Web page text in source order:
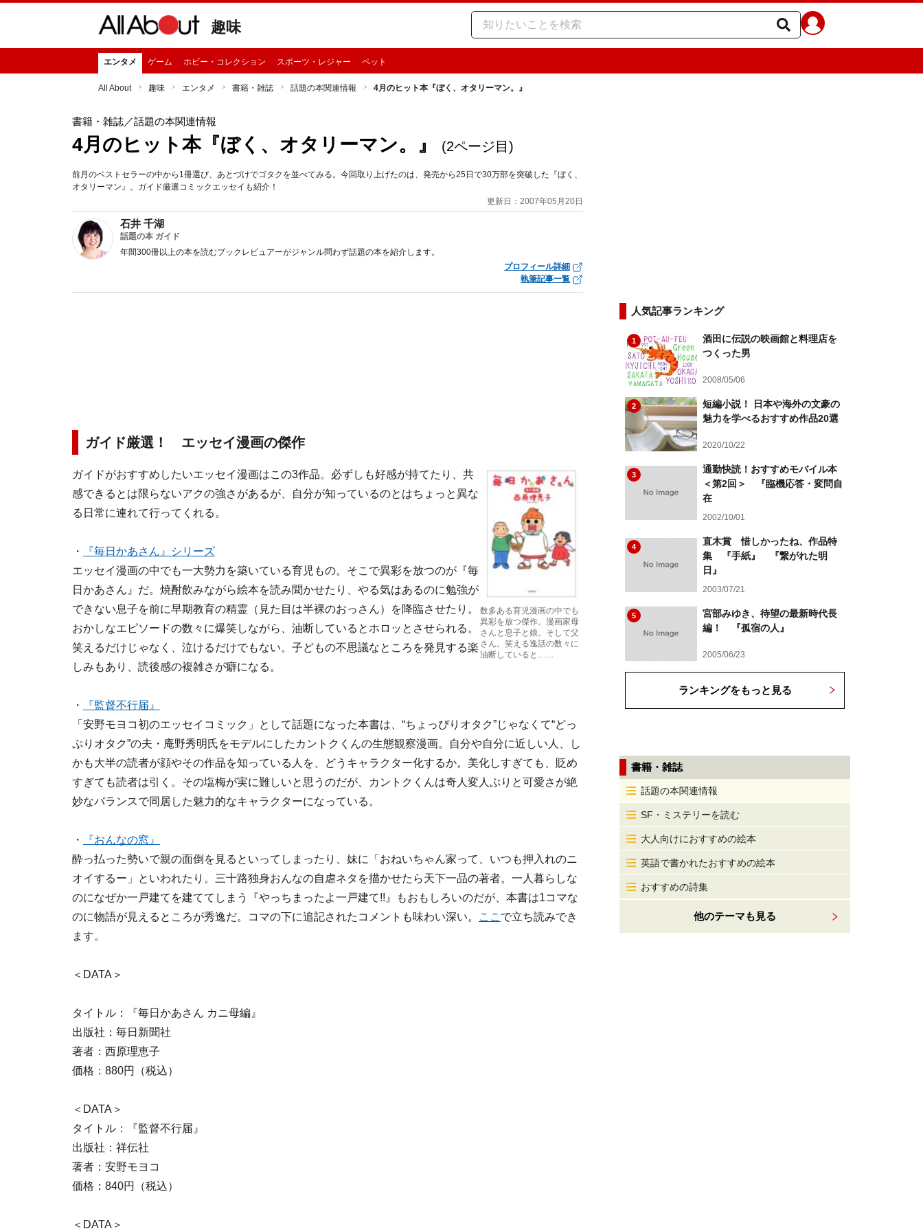
趣味
エンタメ ゲーム ホビー・コレクション スポーツ・レジャー ペット
All About 趣味 エンタメ 書籍・雑誌 話題の本関連情報 4月のヒット本『ぼく、オタリーマン。』
書籍・雑誌／話題の本関連情報
4月のヒット本『ぼく、オタリーマン。』 (2ページ目)
前月のベストセラーの中から1冊選び、あとづけでゴタクを並べてみる。今回取り上げたのは、発売から25日で30万部を突破した『ぼく、
オタリーマン』。ガイド厳選コミックエッセイも紹介！
更新日：2007年05月20日
石井 千湖
話題の本 ガイド
年間300冊以上の本を読むブックレビュアーがジャンル問わず話題の本を紹介します。
プロフィール詳細
執筆記事一覧
ガイド厳選！ エッセイ漫画の傑作
数多ある育児漫画の中でも
異彩を放つ傑作。漫画家母
さんと息子と娘。そして父
さん。笑える逸話の数々に
油断していると……
ガイドがおすすめしたいエッセイ漫画はこの3作品。必ずしも好感が持てたり、共
感できるとは限らないアクの強さがあるが、自分が知っているのとはちょっと異な
る日常に連れて行ってくれる。
・
『毎日かあさん』シリーズ
エッセイ漫画の中でも一大勢力を築いている育児もの。そこで異彩を放つのが『毎
日かあさん』だ。焼酎飲みながら絵本を読み聞かせたり、やる気はあるのに勉強が
できない息子を前に早期教育の精霊（見た目は半裸のおっさん）を降臨させたり。
おかしなエピソードの数々に爆笑しながら、油断しているとホロッとさせられる。
笑えるだけじゃなく、泣けるだけでもない。子どもの不思議なところを発見する楽
しみもあり、読後感の複雑さが癖になる。
・
『監督不行届』
「安野モヨコ初のエッセイコミック」として話題になった本書は、“ちょっぴりオタク”じゃなくて“どっ
ぷりオタク”の夫・庵野秀明氏をモデルにしたカントクくんの生態観察漫画。自分や自分に近しい人、し
かも大半の読者が顔やその作品を知っている人を、どうキャラクター化するか。美化しすぎても、貶め
すぎても読者は引く。その塩梅が実に難しいと思うのだが、カントクくんは奇人変人ぶりと可愛さが絶
妙なバランスで同居した魅力的なキャラクターになっている。
・
『おんなの窓』
酔っ払った勢いで親の面倒を見るといってしまったり、妹に「おねいちゃん家って、いつも押入れのニ
オイするー」といわれたり。三十路独身おんなの自虐ネタを描かせたら天下一品の著者。一人暮らしな
のになぜか一戸建てを建ててしまう『やっちまったよ一戸建て!!』もおもしろいのだが、本書は1コマな
のに物語が見えるところが秀逸だ。コマの下に追記されたコメントも味わい深い。
ここ で立ち読みでき
ます。
＜DATA＞
タイトル：『毎日かあさん カニ母編』
出版社：毎日新聞社
著者：西原理恵子
価格：880円（税込）
＜DATA＞
タイトル：『監督不行届』
出版社：祥伝社
著者：安野モヨコ
価格：840円（税込）
＜DATA＞
人気記事ランキング
1
酒田に伝説の映画館と料理店を
つくった男
2008/05/06
2
短編小説！ 日本や海外の文豪の
魅力を学べるおすすめ作品20選
2020/10/22
3
通勤快読！おすすめモバイル本
＜第2回＞ 『臨機応答・変問自
在
2002/10/01
4
直木賞 惜しかったね、作品特
集 『手紙』 『繋がれた明
日』
2003/07/21
5
宮部みゆき、待望の最新時代長
編！ 『孤宿の人』
2005/06/23
ランキングをもっと見る
書籍・雑誌
話題の本関連情報
SF・ミステリーを読む
大人向けにおすすめの絵本
英語で書かれたおすすめの絵本
おすすめの詩集
他のテーマも見る